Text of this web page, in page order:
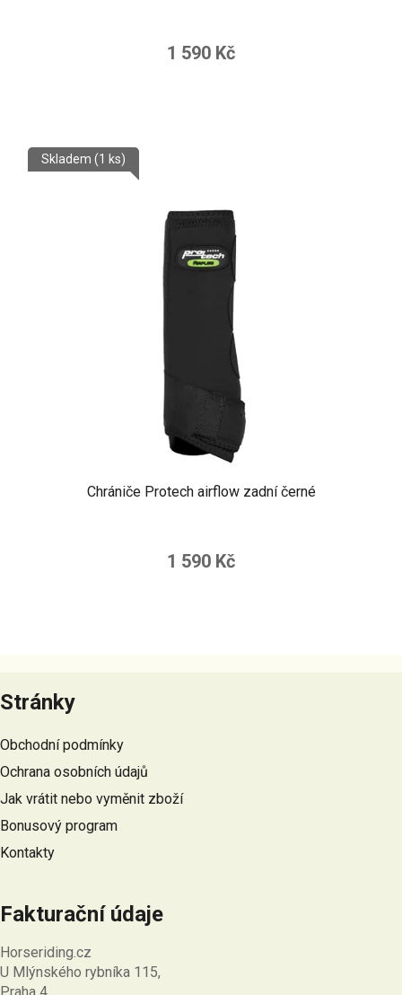
1 590 Kč
Chrániče Protech airflow zadní černé
Skladem (1 ks)
1 590 Kč
á
p
a
t
í
Stránky
Obchodní podmínky
Ochrana osobních údajů
Jak vrátit nebo vyměnit zboží
Bonusový program
Kontakty
Fakturační údaje
Horseriding.cz
U Mlýnského rybníka 115,